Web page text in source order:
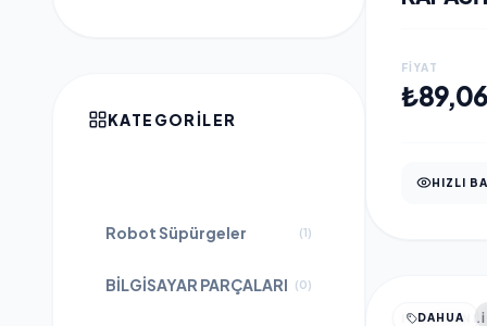
KATEGORILER
Robot Süpürgeler (1)
BİLGİSAYAR PARÇALARI (0)
YÖNLÜ
YEM KABI
FIYAT
₺89,06
HIZLI
DAHUA
IP